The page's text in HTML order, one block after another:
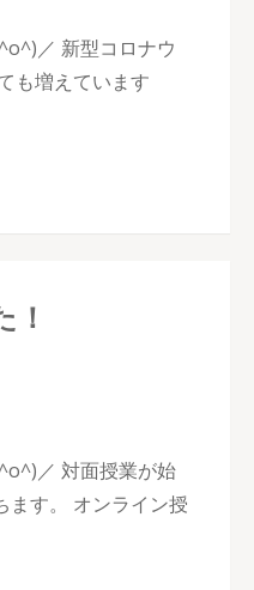
／ 新型コロナウ
も増えています
！
／ 対面授業が始
ます。 オンライン授